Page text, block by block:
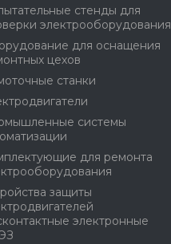
стенды для
электрооборудования
для оснащения
цехов
станки
системы
для ремонта
защиты
электронные